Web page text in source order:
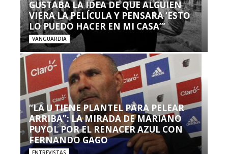
GUSTABA LA IDEA DE QUE ALGUIEN
VIERA LA PELÍCULA Y PENSARA ‘ESTO
LO PUEDO HACER EN MI CASA’”
VANGUARDIA
“LA U TIENE PLANTEL PARA PELEAR
ARRIBA”: LA MIRADA DE MARIANO
PUYOL POR EL RENACER AZUL CON
FERNANDO GAGO
ENTREVISTAS